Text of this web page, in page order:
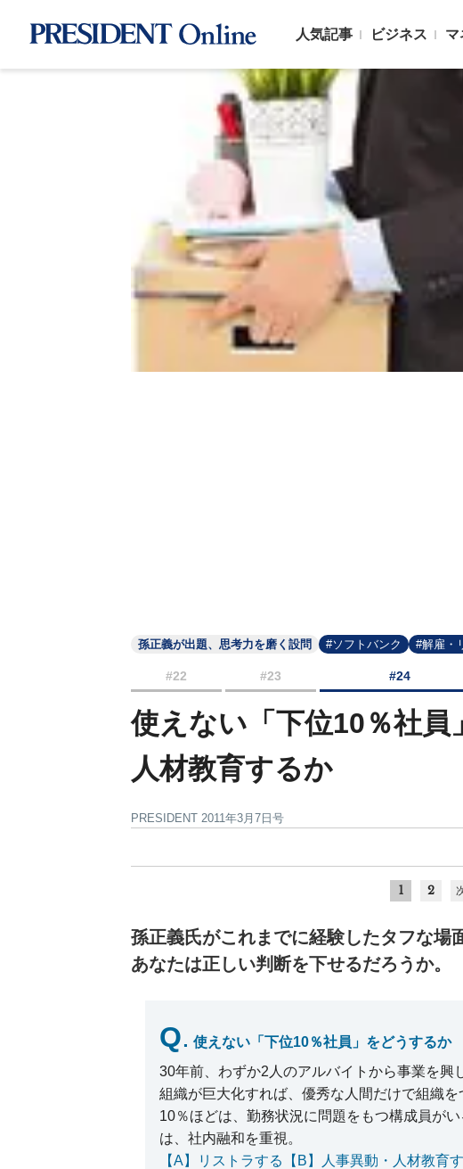
人気記事 ビジネス マ
孫正義が出題、思考力を磨く設問 #ソフトバンク #解雇・
#22 #23 #24
使えない「下位10％社員
人材教育するか
PRESIDENT 2011年3月7日号
1 2
孫正義氏がこれまでに経験したタフな場
あなたは正しい判断を下せるだろうか。
Q. 使えない「下位10％社員」をどうするか
30年前、わずか2人のアルバイトから事業を興
組織が巨大化すれば、優秀な人間だけで組織
10％ほどは、勤務状況に問題をもつ構成員が
は、社内融和を重視。
【A】リストラする【B】人事異動・人材教育